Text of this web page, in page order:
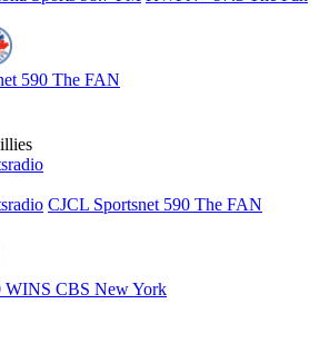
590 The FAN
CJCL Sportsnet 590 The FAN
WINS CBS New York